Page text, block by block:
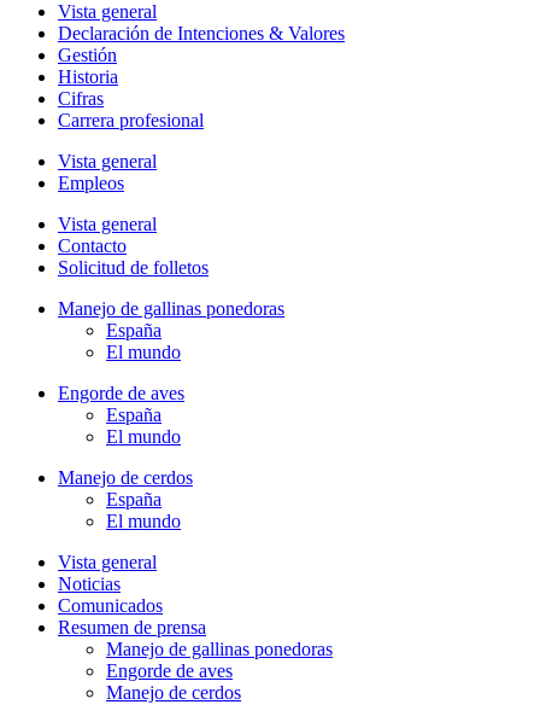
Vista general
Declaración de Intenciones & Valores
Gestión
Historia
Cifras
Carrera profesional
Vista general
Empleos
Vista general
Contacto
Solicitud de folletos
Manejo de gallinas ponedoras
España
El mundo
Engorde de aves
España
El mundo
Manejo de cerdos
España
El mundo
Vista general
Noticias
Comunicados
Resumen de prensa
Manejo de gallinas ponedoras
Engorde de aves
Manejo de cerdos